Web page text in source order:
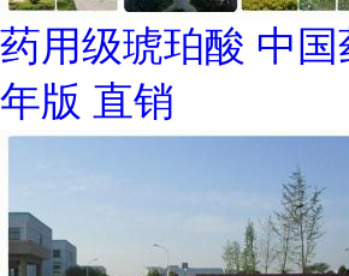
药用级琥珀酸 中
年版 直销